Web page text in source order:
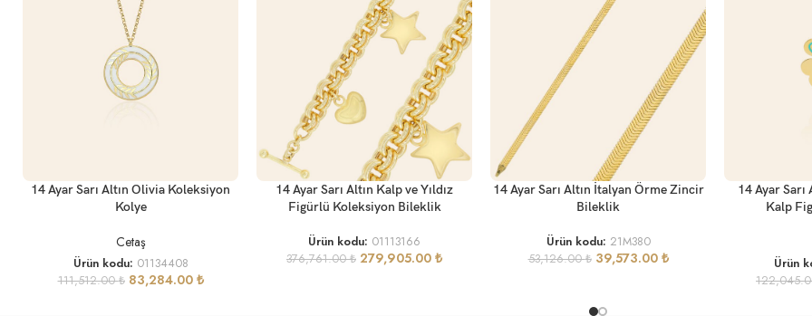
SEPETE EKLE
14 Ayar Sarı Altın Olivia Koleksiyon
Kolye
Cetaş
Ürün kodu: 01134408
111,512.00₺ 83,284.00 ₺
SEPETE EKLE
14 Ayar Sarı Altın Kalp ve Yıldız
Figürlü Koleksiyon Bileklik
Ürün kodu: 01113166
376,761.00₺ 279,905.00 ₺
SEPETE EKLE
14 Ayar Sarı Altın İtalyan Örme Zincir
Bileklik
Ürün kodu: 21M380
53,126.00₺ 39,573.00 ₺
SEPETE EKLE
14 Ayar
Kalp
Ürün